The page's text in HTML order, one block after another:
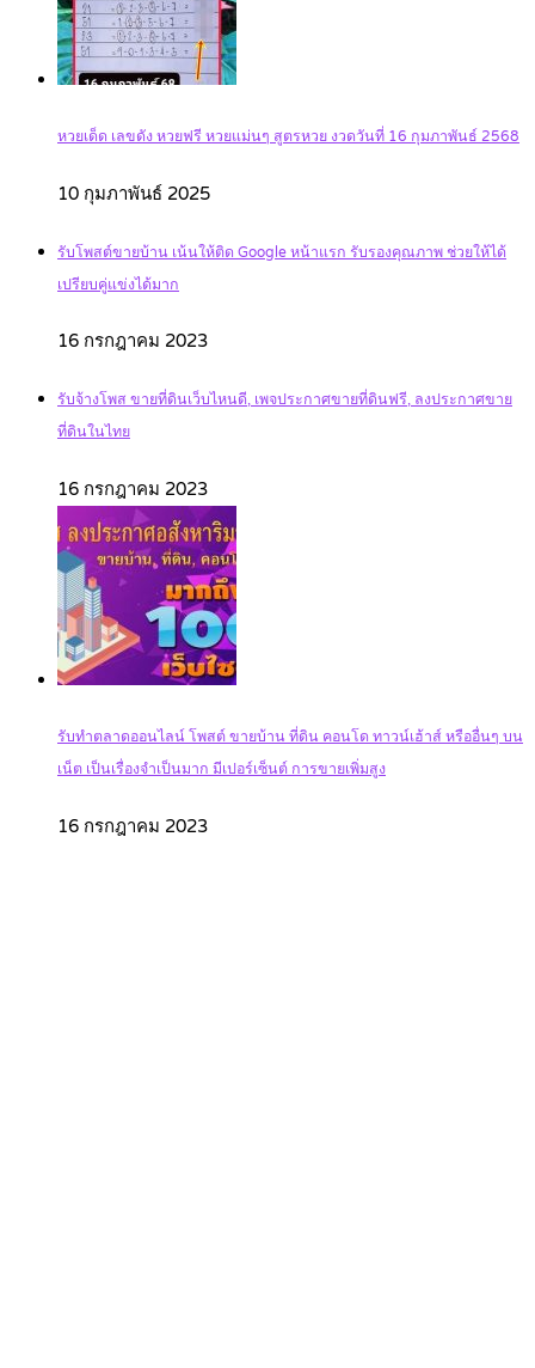
หวยเด็ด เลขดัง หวยฟรี หวยแม่นๆ สูตรหวย งวดวันที่ 16 กุมภาพันธ์ 2568
10 กุมภาพันธ์ 2025
รับโพสต์ขายบ้าน เน้นให้ติด Google หน้าแรก รับรองคุณภาพ ช่วยให้ได้
เปรียบคู่แข่งได้มาก
16 กรกฎาคม 2023
รับจ้างโพส ขายที่ดินเว็บไหนดี, เพจประกาศขายที่ดินฟรี, ลงประกาศขาย
ที่ดินในไทย
16 กรกฎาคม 2023
รับทำตลาดออนไลน์ โพสต์ ขายบ้าน ที่ดิน คอนโด ทาวน์เฮ้าส์ หรืออื่นๆ บน
เน็ต เป็นเรื่องจำเป็นมาก มีเปอร์เซ็นต์ การขายเพิ่มสูง
16 กรกฎาคม 2023